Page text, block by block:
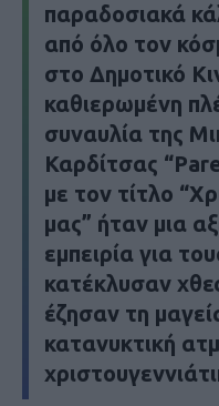
παραδοσιακά
από όλο τον
στο Δημοτικό
καθιερωμένη
συναυλία της
Καρδίτσας
με τον τίτλο
μας” ήταν μια
εμπειρία για
κατέκλυσαν
έζησαν τη
κατανυκτική